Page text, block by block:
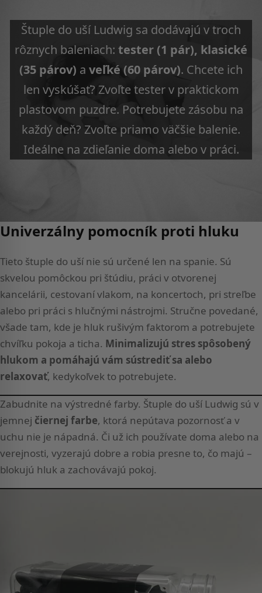
Štuple do uší Ludwig sa dodávajú v troch
rôznych baleniach: tester (1 pár), klasické
(35 párov) a veľké (60 párov). Chcete ich
len vyskúšať? Zvoľte tester v praktickom
plastovom puzdre. Potrebujete zásobu na
každý deň? Zvoľte priamo väčšie balenie.
Ideálne na zdieľanie doma alebo v práci.
Univerzálny pomocník proti hluku
Tieto štuple do uší nie sú určené len na spanie. Sú
skvelou pomôckou pri štúdiu, práci v otvorenej
kancelárii, cestovaní vlakom, na koncertoch, pri streľbe
alebo pri práci s hlučnými nástrojmi. Stručne povedané,
všade tam, kde je hluk rušivým faktorom a potrebujete
chvíľku pokoja a ticha. Minimalizujú stres spôsobený
hlukom a pomáhajú vám sústrediť sa alebo
relaxovať, kedykoľvek to potrebujete.
Zabudnite na výstredné farby. Štuple do uší Ludwig sú v
jemnej čiernej farbe, ktorá nepútava pozornosť a v
uchu nie je nápadná. Či už ich používate doma alebo na
verejnosti, vyzerajú dobre a robia presne to, čo majú –
blokujú hluk a zachovávajú pokoj.